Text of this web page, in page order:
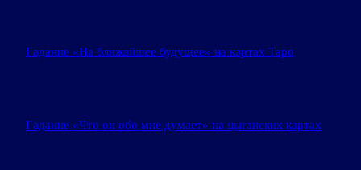
Гадание «На ближайшее будущее» на картах Таро
Гадание «Что он обо мне думает» на цыганских картах